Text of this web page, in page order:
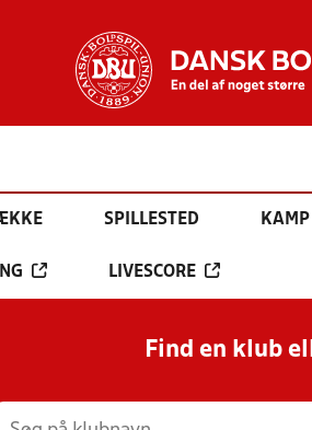
SPILLESTED KAMP
LIVESCORE
Find en klub